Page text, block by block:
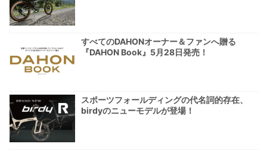
すべてのDAHONオーナー＆ファンへ贈る
『DAHON Book』5月28日発売！
スポーツフォールディングの代名詞的存在、
birdyのニューモデルが登場！